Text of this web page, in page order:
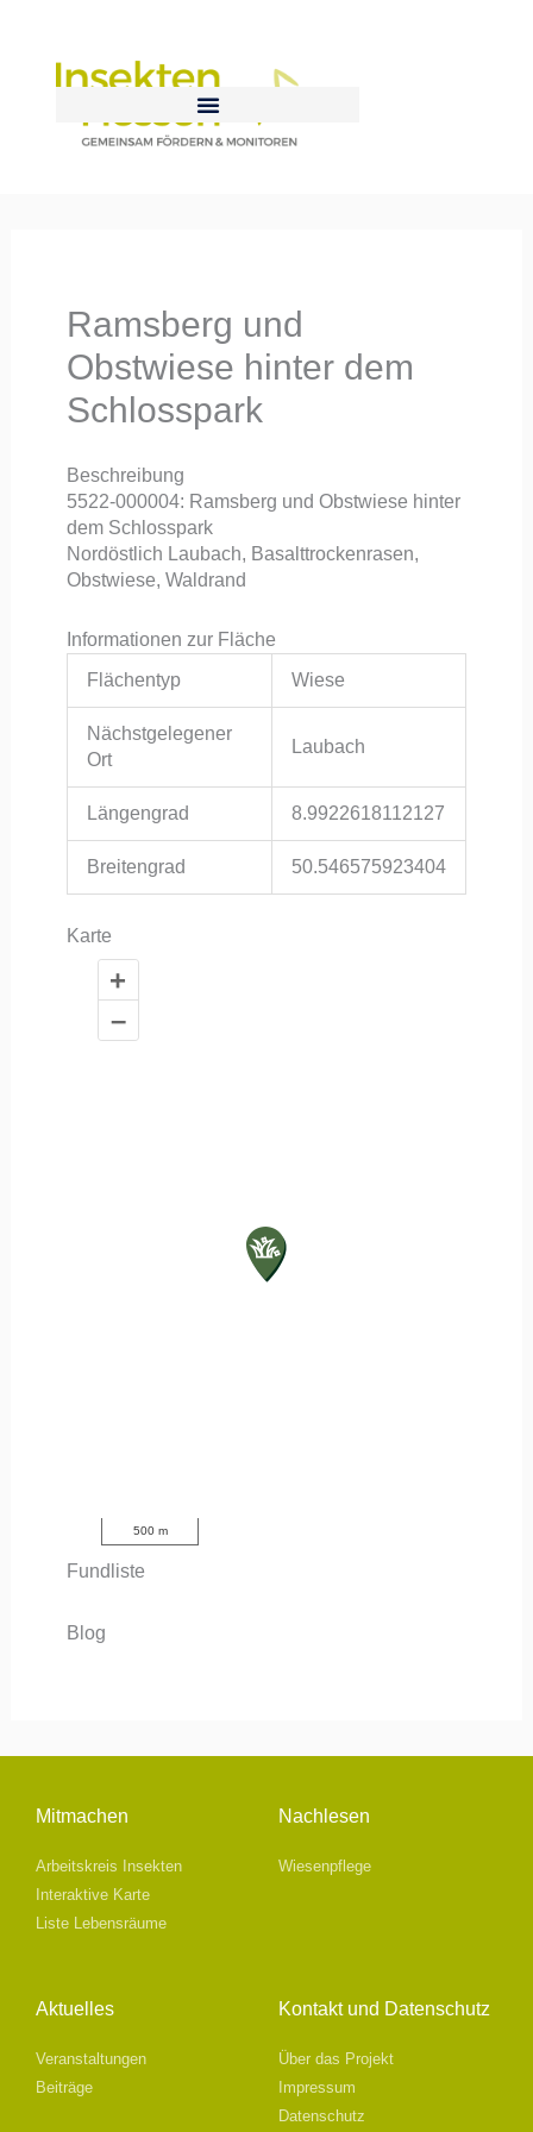
springen
Ramsberg und
Obstwiese hinter dem
Schlosspark
Beschreibung
5522-000004: Ramsberg und Obstwiese hinter
dem Schlosspark
Nordöstlich Laubach, Basalttrockenrasen,
Obstwiese, Waldrand
Informationen zur Fläche
Flächentyp
Wiese
Nächstgelegener
Ort
Laubach
Längengrad 8.9922618112127
Breitengrad 50.546575923404
Karte
+
–
500 m
Fundliste
Blog
Mitmachen
Arbeitskreis Insekten
Interaktive Karte
Liste Lebensräume
Nachlesen
Wiesenpflege
Aktuelles
Veranstaltungen
Beiträge
Kontakt und Datenschutz
Über das Projekt
Impressum
Datenschutz